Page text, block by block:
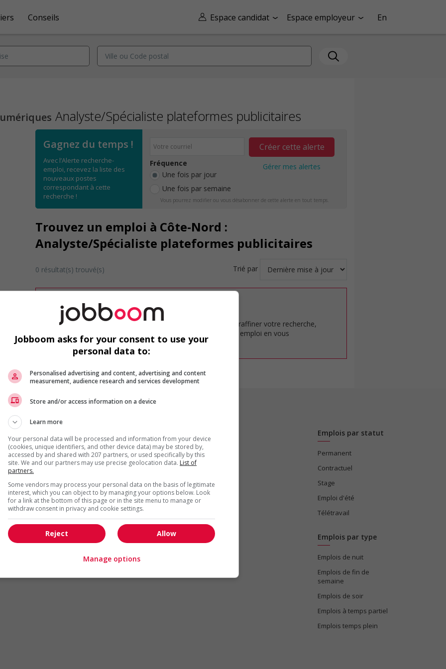
Espace candidat Espace employeur En
Conseils
Analyste/Spécialiste plateformes publicitaires
Gagnez du temps !
Avec l’Alerte recherche-
emploi, recevez la liste des
nouveaux postes
correspondant à cette
recherche !
Fréquence
Une fois par jour
Une fois par semaine
Créer cette alerte
Gérer mes alertes
Vous pourrez modifier ou vous désabonner de cette alerte en tout temps.
Trouvez un emploi à Côte-Nord :
Analyste/Spécialiste plateformes publicitaires
0 résultat(s) trouvé(s) Trié par
Désolé, cette recherche n'a produit aucun résultat.
Veuillez faire une nouvelle recherche.
Vous pouvez en tout temps utiliser nos outils pour raffiner votre recherche,
ou chercher un poste selon votre profil d'intérêt en emploi en vous
inscrivantcomme membre Jobboom.
Arts et métiers de la mode Automobile et transport
Cadres supérieurs
Commerce / Offres de services
Comptabilité / Assurance
Construction / Manutention
Droit
Ingénierie / Sciences
Marketing / Communication
Ressources humaines
Tourisme / Hôtellerie
Santé
Emplois par statut
Permanent
Contractuel
Stage
Emploi d'été
Télétravail
Emplois par type
Emplois de nuit
Emplois de fin de
semaine
Emplois de soir
Emplois à temps partiel
Emplois temps plein
Jobboom asks for your consent to use your
personal data to:
Personalised advertising and content, advertising and content
measurement, audience research and services development
Store and/or access information on a device
Learn more
Your personal data will be processed and information from your device
(cookies, unique identifiers, and other device data) may be stored by,
accessed by and shared with 207 partners, or used specifically by this
site. We and our partners may use precise geolocation data. List of
partners.
Some vendors may process your personal data on the basis of legitimate
interest, which you can object to by managing your options below. Look
for a link at the bottom of this page or in the site menu to manage or
withdraw consent in privacy and cookie settings.
Allow
Reject
Manage options